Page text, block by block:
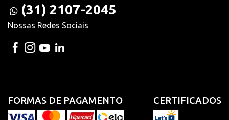
(31) 2107-2045
Nossas Redes Sociais
FORMAS DE PAGAMENTO CERTIFICADOS